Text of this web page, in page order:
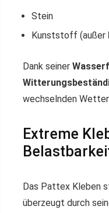
Stein
Kunststoff (außer
Dank seiner
wechselnden
Extreme
Das Pattex Kleben
überzeugt durch